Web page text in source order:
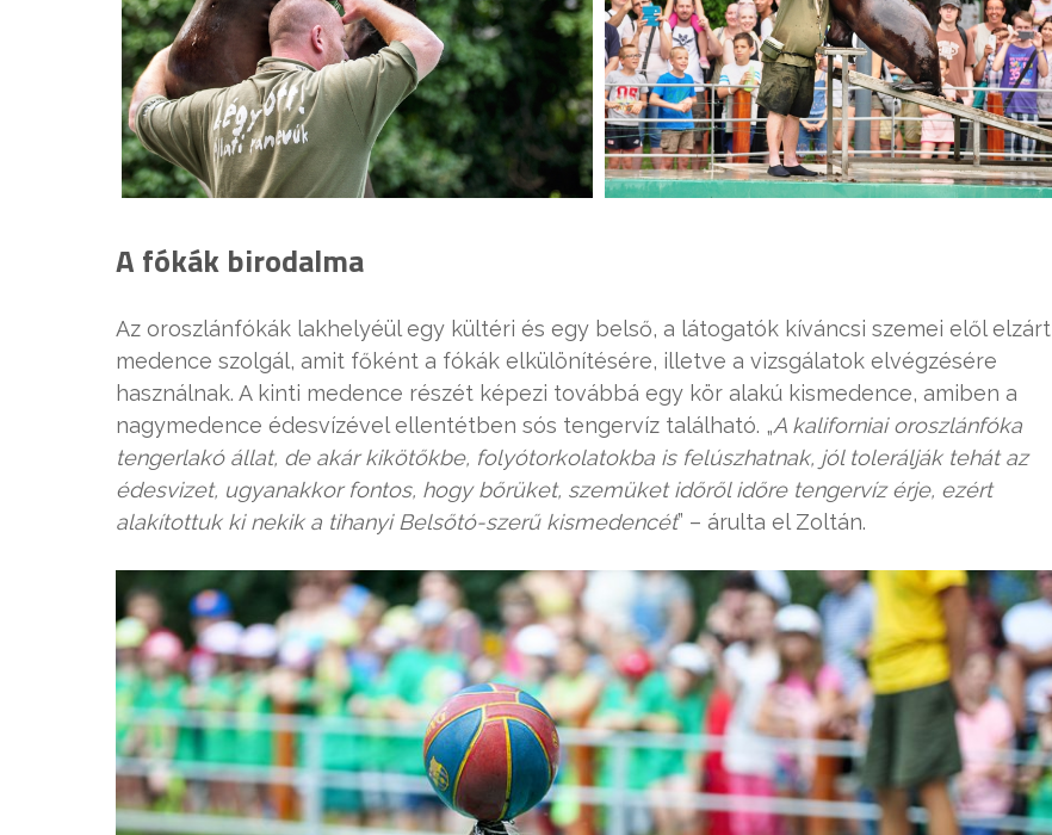
A fókák birodalma
Az oroszlánfókák lakhelyéül egy kültéri és egy belső, a látogatók kíváncsi szemei elől elzárt
medence szolgál, amit főként a fókák elkülönítésére, illetve a vizsgálatok elvégzésére
használnak. A kinti medence részét képezi továbbá egy kör alakú kismedence, amiben a
nagymedence édesvízével ellentétben sós tengervíz található. „A kaliforniai oroszlánfóka
tengerlakó állat, de akár kikötőkbe, folyótorkolatokba is felúszhatnak, jól tolerálják tehát az
édesvizet, ugyanakkor fontos, hogy bőrüket, szemüket időről időre tengervíz érje, ezért
alakítottuk ki nekik a tihanyi Belsőtó-szerű kismedencét” – árulta el Zoltán.